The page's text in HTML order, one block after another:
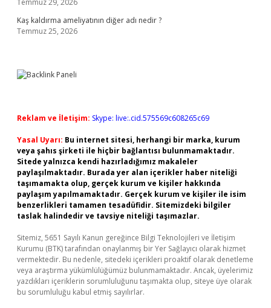
Temmuz 29, 2026
Kaş kaldırma ameliyatının diğer adı nedir ?
Temmuz 25, 2026
Reklam ve İletişim: Skype: live:.cid.575569c608265c69
Yasal Uyarı: Bu internet sitesi, herhangi bir marka, kurum
veya şahıs şirketi ile hiçbir bağlantısı bulunmamaktadır.
Sitede yalnızca kendi hazırladığımız makaleler
paylaşılmaktadır. Burada yer alan içerikler haber niteliği
taşımamakta olup, gerçek kurum ve kişiler hakkında
paylaşım yapılmamaktadır. Gerçek kurum ve kişiler ile isim
benzerlikleri tamamen tesadüfidir. Sitemizdeki bilgiler
taslak halindedir ve tavsiye niteliği taşımazlar.
Sitemiz, 5651 Sayılı Kanun gereğince Bilgi Teknolojileri ve İletişim
Kurumu (BTK) tarafından onaylanmış bir Yer Sağlayıcı olarak hizmet
vermektedir. Bu nedenle, sitedeki içerikleri proaktif olarak denetleme
veya araştırma yükümlülüğümüz bulunmamaktadır. Ancak, üyelerimiz
yazdıkları içeriklerin sorumluluğunu taşımakta olup, siteye üye olarak
bu sorumluluğu kabul etmiş sayılırlar.